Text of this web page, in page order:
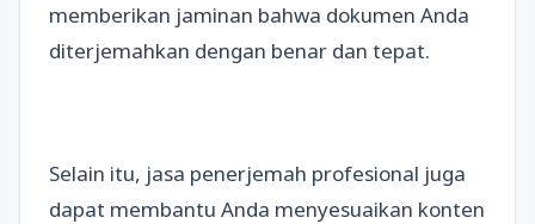
memberikan jaminan bahwa dokumen Anda
diterjemahkan dengan benar dan tepat.
Selain itu, jasa penerjemah profesional juga
dapat membantu Anda menyesuaikan konten